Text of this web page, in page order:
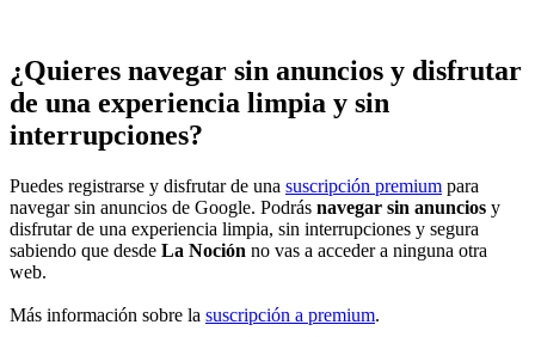
¿Quieres navegar sin anuncios y disfrutar
de una experiencia limpia y sin
interrupciones?
Puedes registrarse y disfrutar de una suscripción premium para
navegar sin anuncios de Google. Podrás navegar sin anuncios y
disfrutar de una experiencia limpia, sin interrupciones y segura
sabiendo que desde La Noción no vas a acceder a ninguna otra
web.
Más información sobre la suscripción a premium.